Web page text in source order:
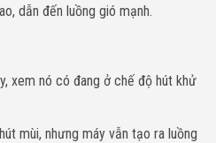
dẫn đến luồng gió mạnh.
xem nó có đang ở chế độ hút khử
mùi, nhưng máy vẫn tạo ra luồng